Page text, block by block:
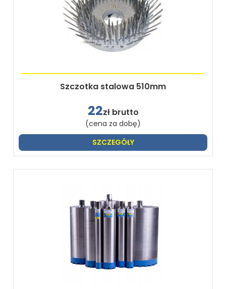
Szczotka stalowa 510mm
22zł brutto
(cena za dobę)
SZCZEGÓŁY